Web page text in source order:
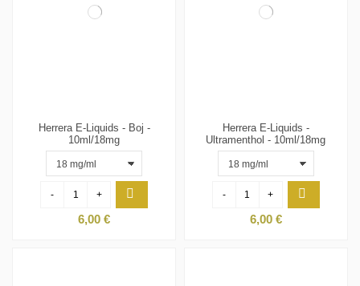
Herrera E-Liquids - Boj -
10ml/18mg
- +
6,00 €
Herrera E-Liquids -
Ultramenthol - 10ml/18mg
- +
6,00 €